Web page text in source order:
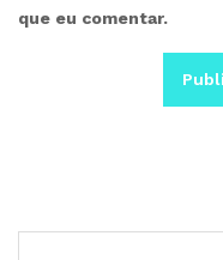
que eu comentar.